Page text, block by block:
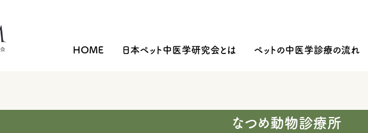
HOME 日本ペット中医学研究会とは ペットの中医学診療の流れ
なつめ動物診療所